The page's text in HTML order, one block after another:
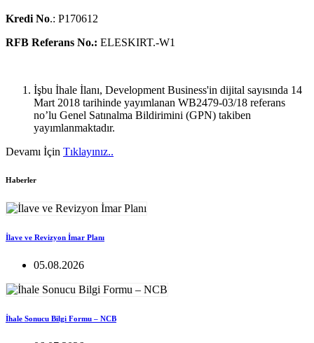
Kredi No.: P170612
RFB Referans No.: ELESKIRT.-W1
İşbu İhale İlanı, Development Business'in dijital sayısında 14
Mart 2018 tarihinde yayımlanan WB2479-03/18 referans
no’lu Genel Satınalma Bildirimini (GPN) takiben
yayımlanmaktadır.
Devamı İçin Tıklayınız..
Haberler
İlave ve Revizyon İmar Planı
05.08.2026
İhale Sonucu Bilgi Formu – NCB